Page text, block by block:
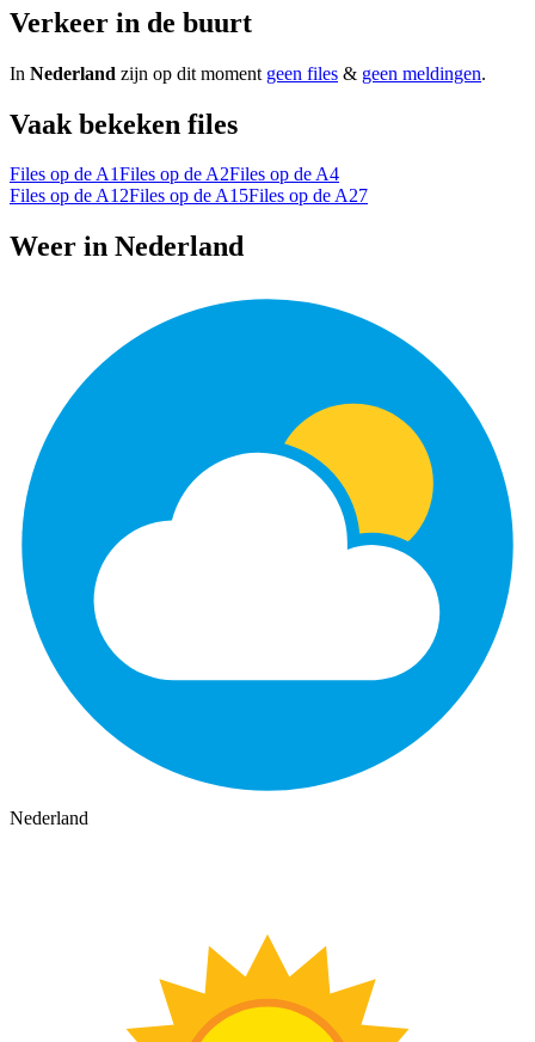
Verkeer in de buurt
In Nederland zijn op dit moment geen files & geen meldingen.
Vaak bekeken files
Files op de A1Files op de A2Files op de A4
Files op de A12Files op de A15Files op de A27
Weer in Nederland
Nederland